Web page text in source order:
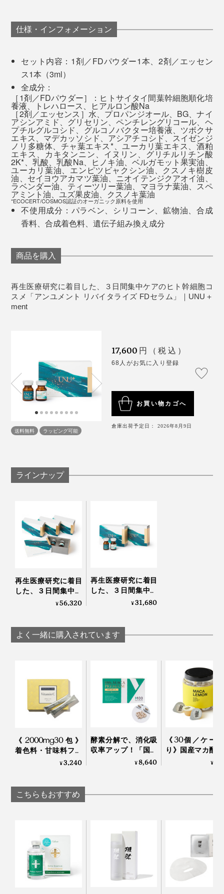
それも待てない！肌がSOSを出している！という時は、
夜と翌朝２回で使い切るスペシャル集中ケアもあり。肌
が素早くリズムを立て直します。
保存し、お早めに使い切ってください。
入ってしまうような実感がありました。
も上がりました。
2日目の朝から、いつもと違う肌の感覚に気づきまし
た。日中もうるおいが続いているような感じがしま
した。
浸透するような使い心地で、ベタつかず心地よく使
えました。翌朝のスキンケアもなじみがよく、肌が
しっとり整った印象に。
派手な変化というより、肌が落ち着いて整っていく
ような印象でした。香りも自然で、使うたびに癒さ
れました。
●使用感には個人差があります。あくまでご使用者の感想であり、製品の効果効能
を示すものではありません。
※幹細胞上清液（＝ヒトサイタイ間葉幹細胞順化培養液／保湿成分）
仕様・インフォメーション
セット内容：1剤／FDパウダー1本、2剤／エッセン
ス1本（3ml）
全成分：
［1剤／FDパウダー］：ヒトサイタイ間葉幹細胞順化培
養液、トレハロース、ヒアルロン酸Na
［2剤／エッセンス］水、プロパンジオール、BG、ナイ
アシンアミド、グリセリン、ペンチレングリコール、ヘ
プチルグルコシド、グルコノバクター培養液、ツボクサ
エキス、マデカッソシド、アシアチコシド、スイゼンジ
ノリ多糖体、チャ葉エキス*、ユーカリ葉エキス、酒粕
エキス、カキタンニン、イヌリン、グリチルリチン酸
2K*、乳酸、乳酸Na、ヒノキ油、ベルガモット果実油、
ユーカリ葉油、エンピツビャクシン油、クスノキ樹皮
油、セイヨウアカマツ葉油、ニオイテンジクアオイ油、
ラベンダー油、ティーツリー葉油、マヨラナ葉油、スペ
アミント油、ユズ果皮油、クスノキ葉油
*ECOCERT/COSMOS認証のオーガニック原料を使用
不使用成分：パラベン、シリコーン、鉱物油、合成
香料、合成着色料、遺伝子組み換え成分
商品を購入
再生医療研究に着目した、３日間集中ケアのヒト幹細胞コ
スメ「アンユメント リバイタライズ FDセラム」｜UNU＋
ment
送料無料 ラッピング可能
17,600 円（税込）
68人がお気に入り登録
お買い物カゴへ
倉庫出荷予定日： 2026年8月9日
ラインナップ
再生医療研究に着目
した、３日間集中ケ
アのヒト幹細胞コス
ム」｜UNU＋ ment
¥56,320
再生医療研究に着目
した、３日間集中ケ
アのヒト幹細胞コス
ム」｜UNU＋ ment
¥31,680
よく一緒に購入されています
《2000mg30包》
着色料・甘味料フリ
ー、高純度VitaminC
¥3,240
酵素分解で、消化吸
収率アップ！「国産
マカのサプリメン
¥8,640
《30個／ケー
り》国産マカ配
はハイボール、
¥
こちらもおすすめ